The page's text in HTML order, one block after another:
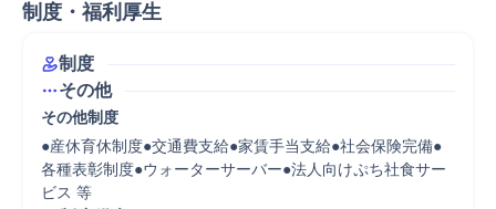
制度・福利厚生
制度
その他
その他制度
●産休育休制度●交通費支給●家賃手当支給●社会保険完備●
各種表彰制度●ウォーターサーバー●法人向けぷち社食サー
ビス 等